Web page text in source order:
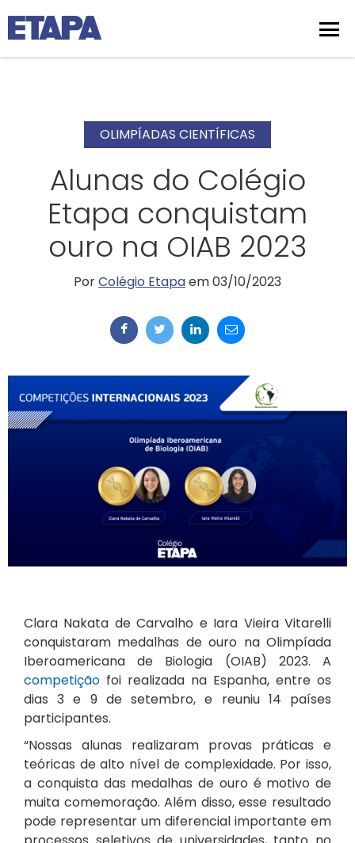
OLIMPÍADAS CIENTÍFICAS
Alunas do Colégio
Etapa conquistam
ouro na OIAB 2023
PorColégio Etapaem 03/10/2023
Clara Nakata de Carvalho e Iara Vieira Vitarelli
conquistaram medalhas de ouro na Olimpíada
Iberoamericana de Biologia (OIAB) 2023. A
competição foi realizada na Espanha, entre os
dias 3 e 9 de setembro, e reuniu 14 países
participantes.
“Nossas alunas realizaram provas práticas e
teóricas de alto nível de complexidade. Por isso,
a conquista das medalhas de ouro é motivo de
muita comemoração. Além disso, esse resultado
pode representar um diferencial importante em